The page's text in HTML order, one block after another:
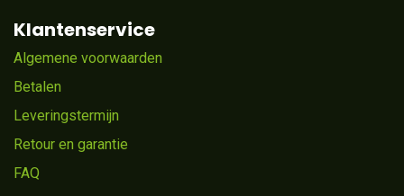
Klantenservice
Algemene voorwaarden
Betalen
Leveringstermijn
Retour en garantie
FAQ